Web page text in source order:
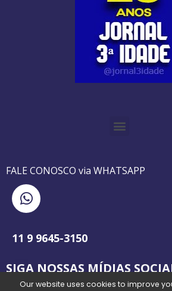
FALE CONOSCO via WHATSAPP
11 9 9645-3150
SIGA NOSSAS MÍDIAS
Our website uses cookies to improve